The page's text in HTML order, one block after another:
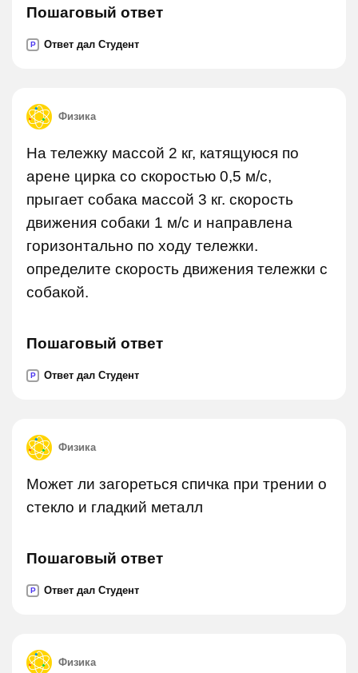
Пошаговый ответ
P Ответ дал Студент
Физика
На тележку массой 2 кг, катящуюся по
арене цирка со скоростью 0,5 м/с,
прыгает собака массой 3 кг. скорость
движения собаки 1 м/с и направлена
горизонтально по ходу тележки.
определите скорость движения тележки с
собакой.
Пошаговый ответ
P Ответ дал Студент
Физика
Может ли загореться спичка при трении о
стекло и гладкий металл
Пошаговый ответ
P Ответ дал Студент
Физика